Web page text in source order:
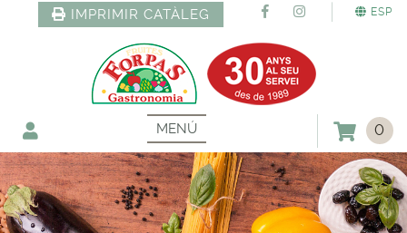
ESP
IMPRIMIR CATÀLEG
MENÚ 0